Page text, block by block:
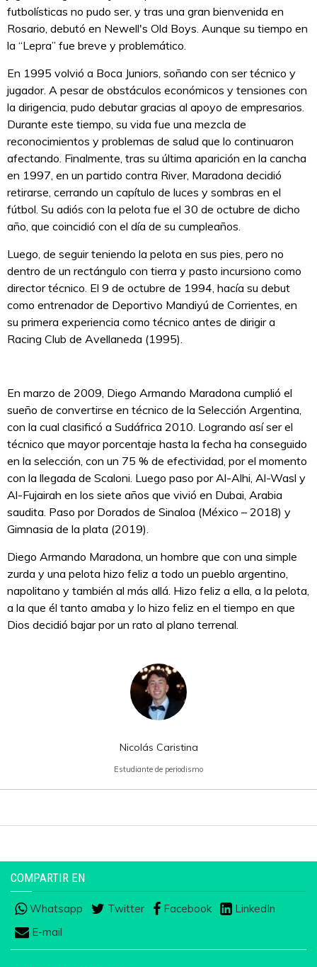
futbolísticas no pudo ser, y tras una gran bienvenida en
Rosario, debutó en Newell's Old Boys. Aunque su tiempo en
la “Lepra” fue breve y problemático.
En 1995 volvió a Boca Juniors, soñando con ser técnico y
jugador. A pesar de obstáculos económicos y tensiones con
la dirigencia, pudo debutar gracias al apoyo de empresarios.
Durante este tiempo, su vida fue una mezcla de
reconocimientos y problemas de salud que lo continuaron
afectando. Finalmente, tras su última aparición en la cancha
en 1997, en un partido contra River, Maradona decidió
retirarse, cerrando un capítulo de luces y sombras en el
fútbol. Su adiós con la pelota fue el 30 de octubre de dicho
año, que coincidió con el día de su cumpleaños.
Luego, de seguir teniendo la pelota en sus pies, pero no
dentro de un rectángulo con tierra y pasto incursiono como
director técnico. El 9 de octubre de 1994, hacía su debut
como entrenador de Deportivo Mandiyú de Corrientes, en
su primera experiencia como técnico antes de dirigir a
Racing Club de Avellaneda (1995).
En marzo de 2009, Diego Armando Maradona cumplió el
sueño de convertirse en técnico de la Selección Argentina,
con la cual clasificó a Sudáfrica 2010. Logrando así ser el
técnico que mayor porcentaje hasta la fecha ha conseguido
en la selección, con un 75 % de efectividad, por el momento
con la llegada de Scaloni. Luego paso por Al-Alhi, Al-Wasl y
Al-Fujairah en los siete años que vivió en Dubai, Arabia
saudita. Paso por Dorados de Sinaloa (México – 2018) y
Gimnasia de la plata (2019).
Diego Armando Maradona, un hombre que con una simple
zurda y una pelota hizo feliz a todo un pueblo argentino,
napolitano y también al más allá. Hizo feliz a ella, a la pelota,
a la que él tanto amaba y lo hizo feliz en el tiempo en que
Dios decidió bajar por un rato al plano terrenal.
Nicolás Caristina
Estudiante de periodismo
COMPARTIR EN
Whatsapp Twitter Facebook
LinkedIn
E-mail